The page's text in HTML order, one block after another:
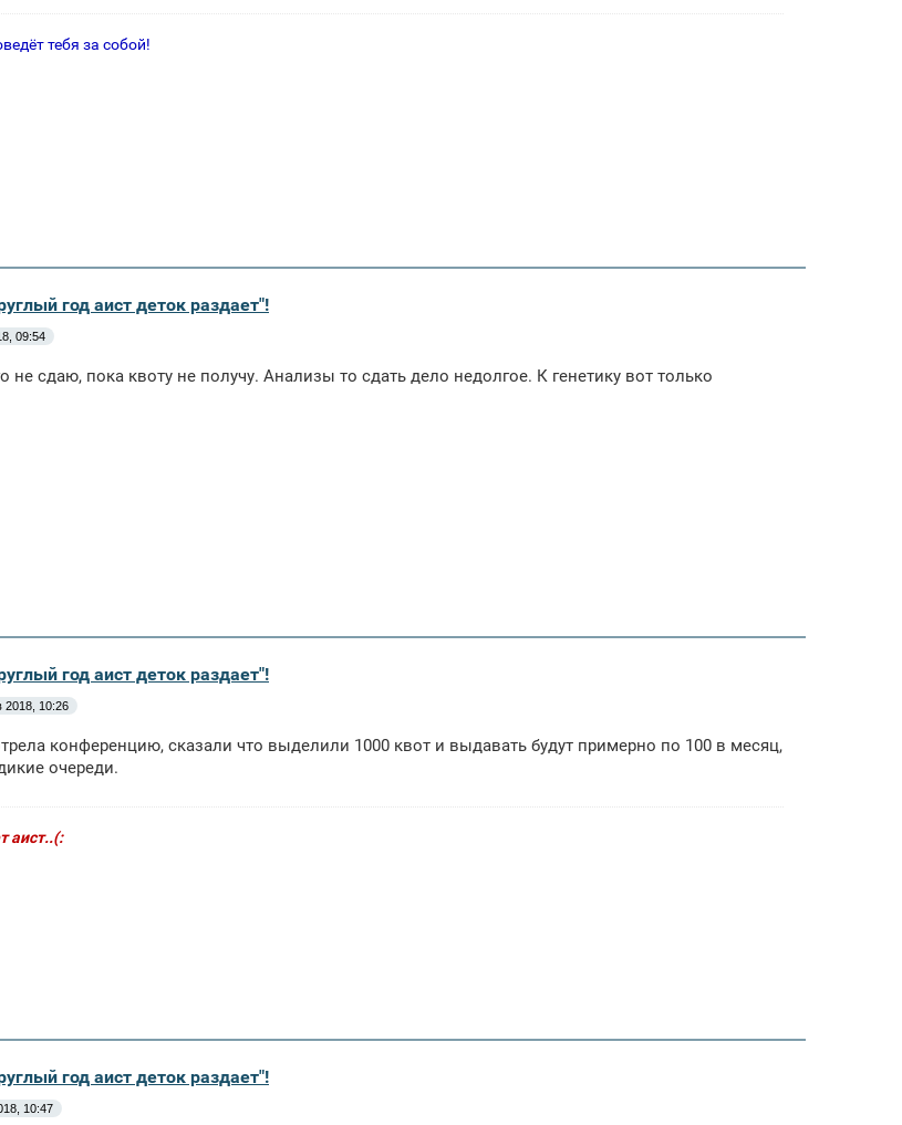
тебя за собой!
год аист деток раздает"!
09:54
не сдаю, пока квоту не получу. Анализы то сдать дело недолгое. К генетику вот только
год аист деток раздает"!
2018, 10:26
конференцию, сказали что выделили 1000 квот и выдавать будут примерно по 100 в месяц,
очереди.
аист..(:
год аист деток раздает"!
10:47